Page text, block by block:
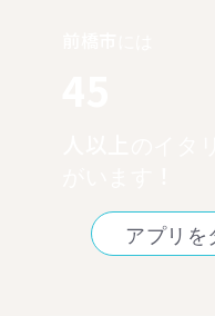
アプリを